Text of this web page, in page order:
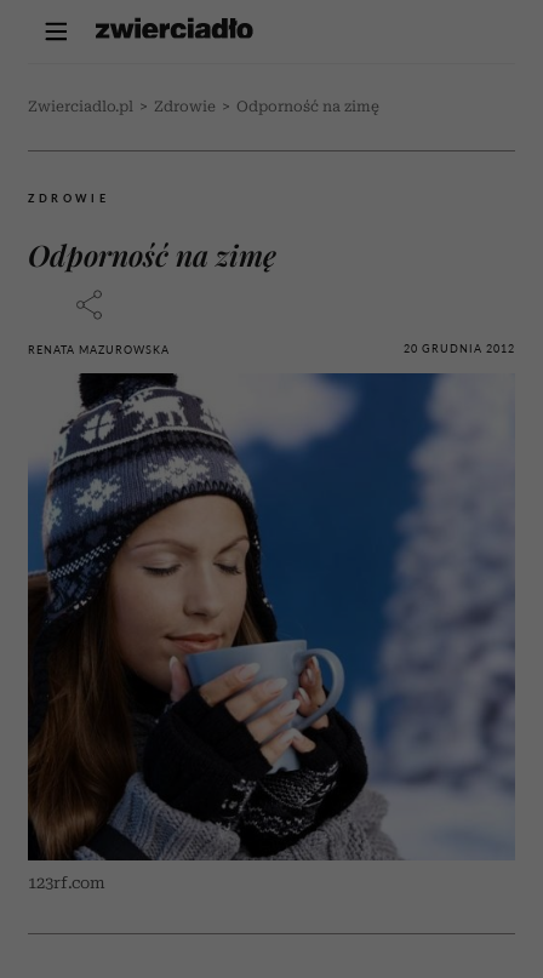
Zwierciadlo.pl > Zdrowie > Odporność na zimę
ZDROWIE
Odporność na zimę
RENATA MAZUROWSKA 20 GRUDNIA 2012
123rf.com